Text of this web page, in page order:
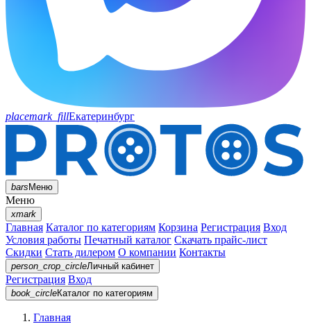
placemark_fillЕкатеринбург
barsМеню
Меню
xmark
Главная Каталог по категориям Корзина Регистрация Вход
Условия работы Печатный каталог Скачать прайс-лист
Скидки Стать дилером О компании Контакты
person_crop_circleЛичный кабинет
Регистрация Вход
book_circleКаталог по категориям
Главная